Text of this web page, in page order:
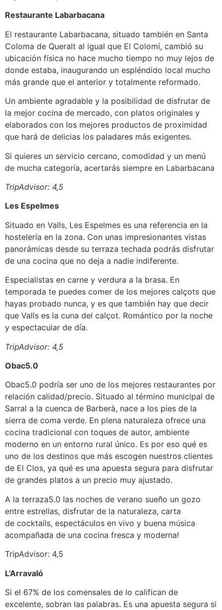
Restaurante Labarbacana
El restaurante Labarbacana, situado también en Santa
Coloma de Queralt al igual que El Colomí, cambió su
ubicación física no hace mucho tiempo no muy lejos de
donde estaba, inaugurando un espléndido local mucho
más grande que el anterior y totalmente reformado.
Un ambiente agradable y la posibilidad de disfrutar de
la mejor cocina de mercado, con platos originales y
elaborados con los mejores productos de proximidad
que hará de delicias los paladares más exigentes.
Si quieres un servicio cercano, comodidad y un menú
de mucha categoría, acertarás siempre en Labarbacana
TripAdvisor: 4,5
Les Espelmes
Situado en Valls, Les Espelmes es una referencia en la
hostelería en la zona. Con unas impresionantes vistas
panorámicas desde su terraza techada podrás disfrutar
de una cocina que no deja a nadie indiferente.
Especialistas en carne y verdura a la brasa. En
temporada te puedes comer de los mejores calçots que
hayas probado nunca, y es que también hay que decir
que Valls es la cuna del calçot. Romántico por la noche
y espectacular de día.
TripAdvisor: 4,5
Obac5.0
Obac5.0 podría ser uno de los mejores restaurantes por
relación calidad/precio. Situado al término municipal de
Sarral a la cuenca de Barberà, nace a los pies de la
sierra de coma verde. En plena naturaleza ofrece una
cocina tradicional con toques de autor, ambiente
moderno en un entorno rural único. Es por eso qué es
uno de los destinos que más escogen nuestros clientes
de El Clos, ya qué es una apuesta segura para disfrutar
de grandes platos a un precio muy ajustado.
A la terraza5.0 las noches de verano sueño un gozo
entre estrellas, disfrutar de la naturaleza, carta
de cocktails, espectáculos en vivo y buena música
acompañada de una cocina fresca y moderna!
TripAdvisor: 4,5
L’Arravaló
Si el 67% de los comensales de lo califican de
excelente, sobran las palabras. Es una apuesta segura si